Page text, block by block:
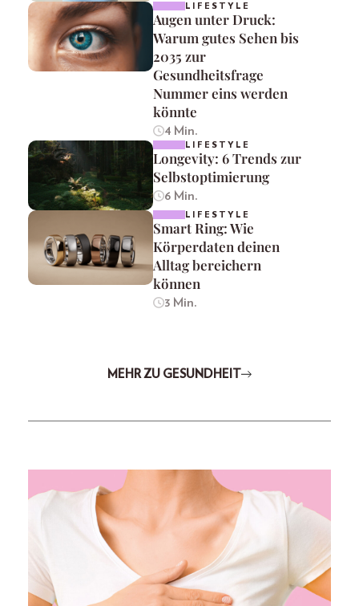
LIFESTYLE
Augen unter Druck:
Warum gutes Sehen bis
2035 zur
Gesundheitsfrage
Nummer eins werden
könnte
4 Min.
LIFESTYLE
Longevity: 6 Trends zur
Selbstoptimierung
6 Min.
LIFESTYLE
Smart Ring: Wie
Körperdaten deinen
Alltag bereichern
können
3 Min.
MEHR ZU GESUNDHEIT